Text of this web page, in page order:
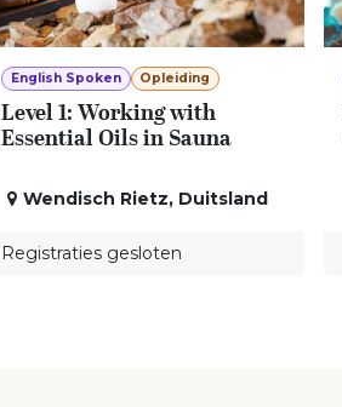
English Spoken Opleiding
Level 1: Working with
Essential Oils in Sauna
Wendisch Rietz, Duitsland
Registraties gesloten